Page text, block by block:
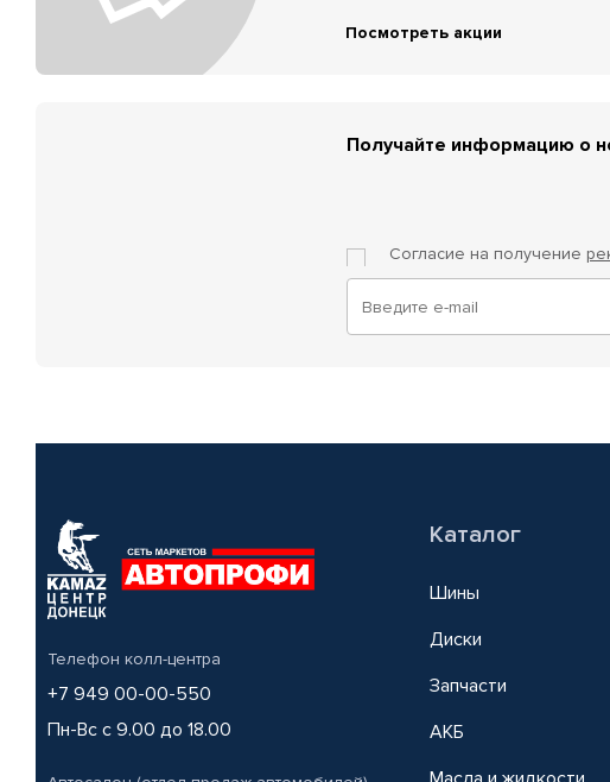
Посмотреть акции
Получайте информацию о
Согласие на получение
Телефон колл-центра
+7 949 00-00-550
Пн-Вс с 9.00 до 18.00
Каталог
Шины
Диски
Запчасти
АКБ